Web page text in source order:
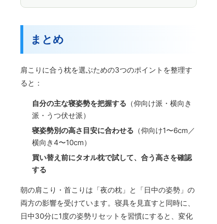
まとめ
肩こりに合う枕を選ぶための3つのポイントを整理す
ると：
自分の主な寝姿勢を把握する （仰向け派・横向き
派・うつ伏せ派）
寝姿勢別の高さ目安に合わせる （仰向け1〜6cm／
横向き4〜10cm）
買い替え前にタオル枕で試して、合う高さを確認
する
朝の肩こり・首こりは「夜の枕」と「日中の姿勢」の
両方の影響を受けています。寝具を見直すと同時に、
日中30分に1度の姿勢リセットを習慣にすると、変化